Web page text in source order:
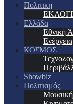
Πολιτικη
Ελλάδα
Εθνική
Ενέργεια
ΚΟΣΜΟΣ
Showbiz
Πολιτισμός
Μουσική